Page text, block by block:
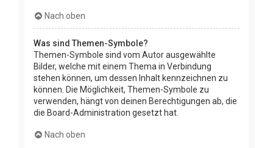
Nach oben
Was sind Themen-Symbole?
Themen-Symbole sind vom Autor ausgewählte
Bilder, welche mit einem Thema in Verbindung
stehen können, um dessen Inhalt kennzeichnen zu
können. Die Möglichkeit, Themen-Symbole zu
verwenden, hängt von deinen Berechtigungen ab, die
die Board-Administration gesetzt hat.
Nach oben